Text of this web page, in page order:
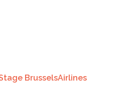
BrusselsAirlines